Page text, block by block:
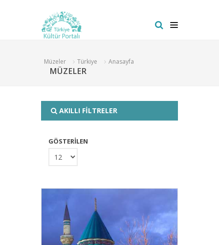
Müzeler Türkiye Anasayfa
MÜZELER
AKILLI FİLTRELER
GÖSTERİLEN